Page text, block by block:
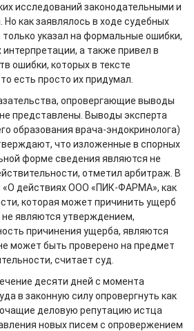
исследований законодательными и
как заявлялось в ходе судебных
только указал на формальные ошибки,
а также привел в
ошибки, которых в тексте
есть просто их придумал.
опровергающие выводы
представлены. Выводы эксперта
образования врача-эндокринолога)
что изложенные в спорных
форме сведения являются не
отметил арбитраж. В
«О действиях ООО «ПИК-ФАРМА», как
которая может причинить ущерб
являются утверждением,
причинения ущерба, являются
может быть проверено на предмет
считает суд.
десяти дней с момента
в законную силу опровергнуть как
деловую репутацию истца
новых писем с опровержением